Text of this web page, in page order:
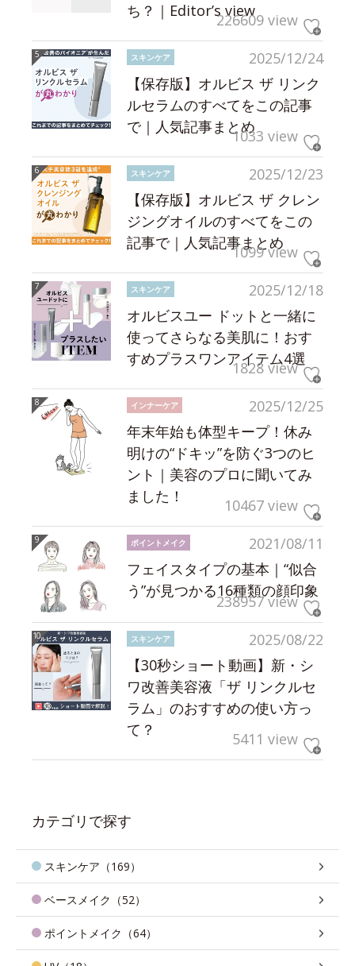
ち？｜Editor’s view226609 view
2025/12/24
スキンケア
【保存版】オルビス ザ リンク
ルセラムのすべてをこの記事
で｜人気記事まとめ1033 view
2025/12/23
スキンケア
【保存版】オルビス ザ クレン
ジングオイルのすべてをこの
記事で｜人気記事まとめ
1099 view
2025/12/18
スキンケア
オルビスユー ドットと一緒に
使ってさらなる美肌に！おす
すめプラスワンアイテム4選
1828 view
2025/12/25
インナーケア
年末年始も体型キープ！休み
明けの“ドキッ”を防ぐ3つのヒ
ント｜美容のプロに聞いてみ
ました！
10467 view
2021/08/11
ポイントメイク
フェイスタイプの基本｜“似合
う”が見つかる16種類の顔印象
238957 view
2025/08/22
スキンケア
【30秒ショート動画】新・シ
ワ改善美容液「ザ リンクルセ
ラム」のおすすめの使い方っ
て？
5411 view
カテゴリで探す
スキンケア（169）
ベースメイク（52）
ポイントメイク（64）